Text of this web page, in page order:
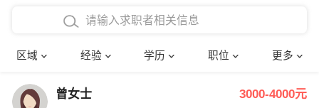
区域 经验 学历 职位 更多
在校学生工作经验
四年以上工作经验
博士
文员 护士
确定
曾女士 3000-4000元